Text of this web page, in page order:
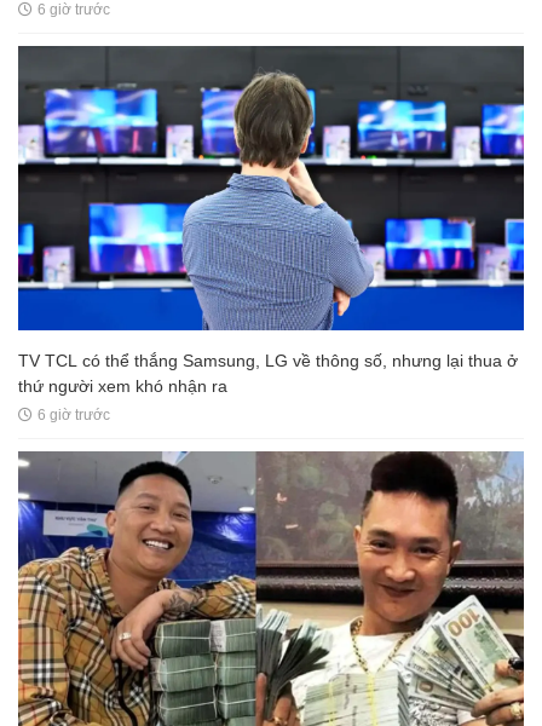
6 giờ trước
TV TCL có thể thắng Samsung, LG về thông số, nhưng lại thua ở
thứ người xem khó nhận ra
6 giờ trước